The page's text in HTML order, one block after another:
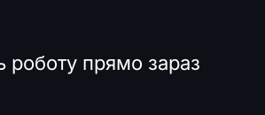
роботу прямо зараз